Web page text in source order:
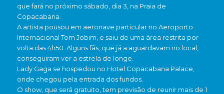
que fará no próximo sábado, dia 3, na Praia de
Copacabana.
A artista pousou em aeronave particular no Aeroporto
Internacional Tom Jobim, e saiu de uma área restrita por
volta das 4h50. Alguns fãs, que já a aguardavam no local,
conseguiram ver a estrela de longe.
Lady Gaga se hospedou no Hotel Copacabana Palace,
onde chegou pela entrada dos fundos.
O show, que será gratuito, tem previsão de reunir mais de 1